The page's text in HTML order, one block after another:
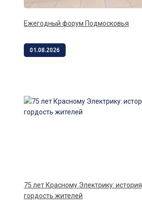
Ежегодный форум Подмосковья
01.08.2026
75 лет Красному Электрику: история, память и
гордость жителей